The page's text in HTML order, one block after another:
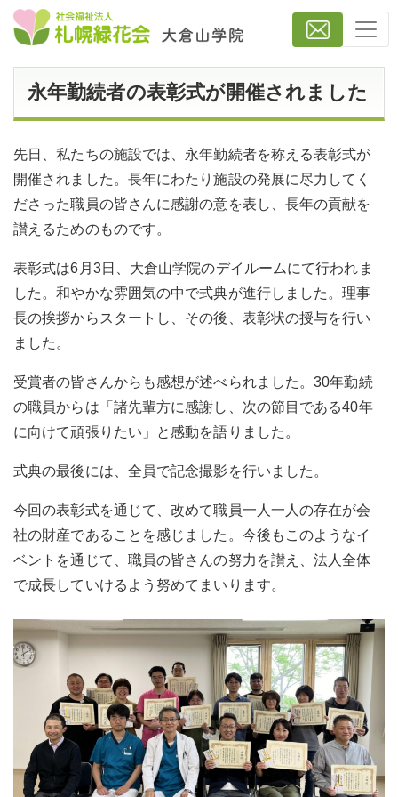
永年勤続者の表彰式が開催されました
先日、私たちの施設では、永年勤続者を称える表彰式が
開催されました。長年にわたり施設の発展に尽力してく
ださった職員の皆さんに感謝の意を表し、長年の貢献を
讃えるためのものです。
表彰式は6月3日、大倉山学院のデイルームにて行われま
した。和やかな雰囲気の中で式典が進行しました。理事
長の挨拶からスタートし、その後、表彰状の授与を行い
ました。
受賞者の皆さんからも感想が述べられました。30年勤続
の職員からは「諸先輩方に感謝し、次の節目である40年
に向けて頑張りたい」と感動を語りました。
式典の最後には、全員で記念撮影を行いました。
今回の表彰式を通じて、改めて職員一人一人の存在が会
社の財産であることを感じました。今後もこのようなイ
ベントを通じて、職員の皆さんの努力を讃え、法人全体
で成長していけるよう努めてまいります。